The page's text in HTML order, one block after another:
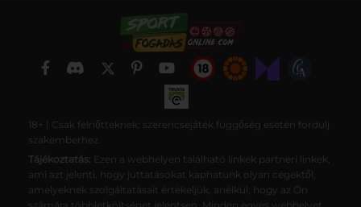
18+ | Csak felnőtteknek: szerencsejáték függőség esetén fordulj
szakemberhez.
Tájékoztatás: Ezen a webhelyen található linkek partneri linkek,
ami azt jelenti, hogy juttatásokat kaphatunk olyan cégektől,
amelyeknek szolgáltatásait értékeljük, anélkül, hogy az Ön